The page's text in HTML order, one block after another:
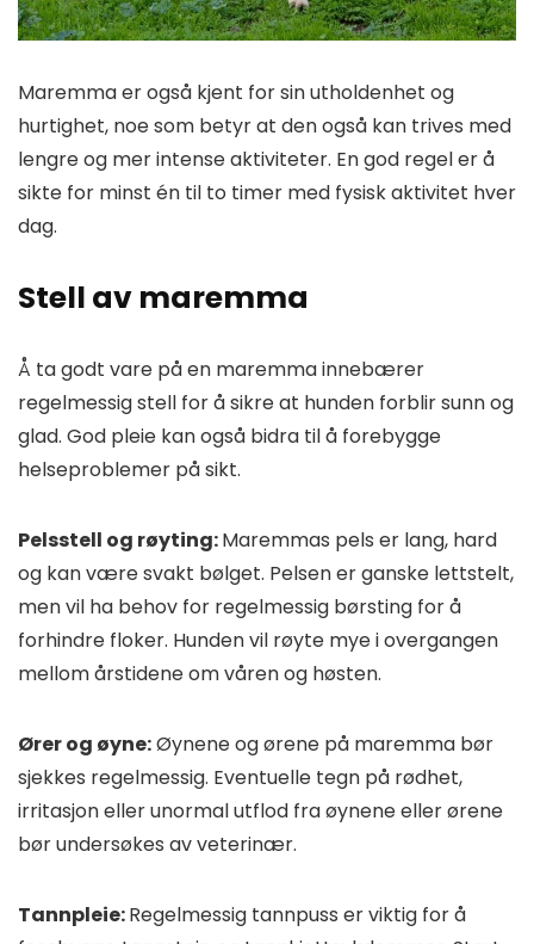
Maremma er også kjent for sin utholdenhet og
hurtighet, noe som betyr at den også kan trives med
lengre og mer intense aktiviteter. En god regel er å
sikte for minst én til to timer med fysisk aktivitet hver
dag.
Stell av maremma
Å ta godt vare på en maremma innebærer
regelmessig stell for å sikre at hunden forblir sunn og
glad. God pleie kan også bidra til å forebygge
helseproblemer på sikt.
Pelsstell og røyting:Maremmas pels er lang, hard
og kan være svakt bølget. Pelsen er ganske lettstelt,
men vil ha behov for regelmessig børsting for å
forhindre floker. Hunden vil røyte mye i overgangen
mellom årstidene om våren og høsten.
Ører og øyne:Øynene og ørene på maremma bør
sjekkes regelmessig. Eventuelle tegn på rødhet,
irritasjon eller unormal utflod fra øynene eller ørene
bør undersøkes av veterinær.
Tannpleie:Regelmessig tannpuss er viktig for å